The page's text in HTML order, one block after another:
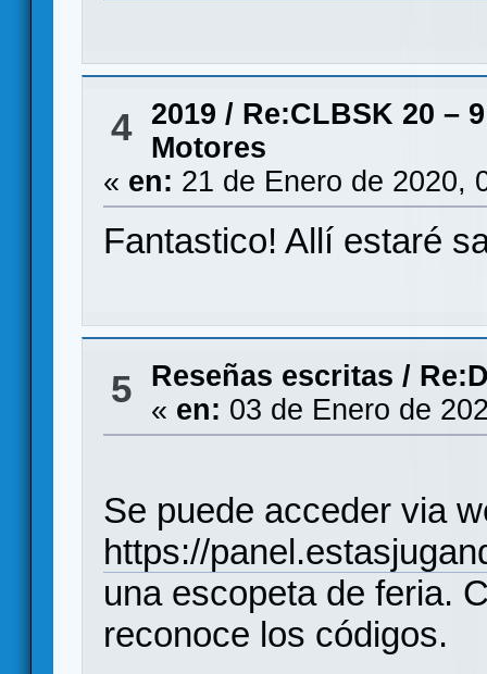
4 2019 / Re:CLBSK 20 –
Motores
« en: 21 de Enero de 2020,
Fantastico! Allí estaré
5 Reseñas escritas /
« en: 03 de Enero de
Se puede acceder via
https://
una escopeta de feria.
reconoce los códigos.